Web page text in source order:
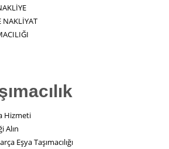
NAKLİYAT
Hizmeti
Alın
Eşya Taşımacılığı